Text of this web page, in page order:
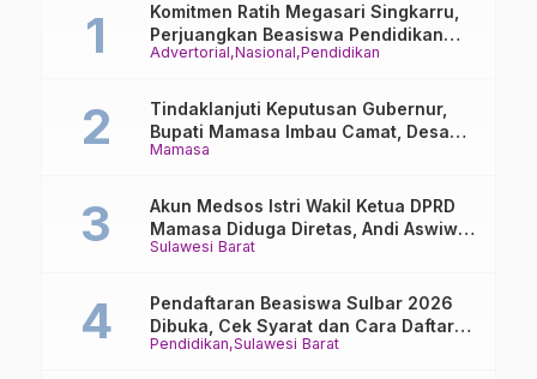
Advertorial Nasional Pendidikan
Komitmen Ratih Megasari Singkarru,
Perjuangkan Beasiswa Pendidikan
Dari PAUD Hingga Perguruan Tinggi
Mamasa
Tindaklanjuti Keputusan Gubernur,
Bupati Mamasa Imbau Camat, Desa
dan Lurah
Sulawesi Barat
Akun Medsos Istri Wakil Ketua DPRD
Mamasa Diduga Diretas, Andi Aswiwin
Buka Suara
Pendidikan Sulawesi Barat
Pendaftaran Beasiswa Sulbar 2026
Dibuka, Cek Syarat dan Cara Daftar
Online